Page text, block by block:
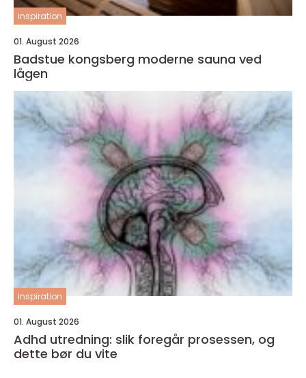
inspiration
01. August 2026
Badstue kongsberg moderne sauna ved
lågen
inspiration
01. August 2026
Adhd utredning: slik foregår prosessen, og
dette bør du vite